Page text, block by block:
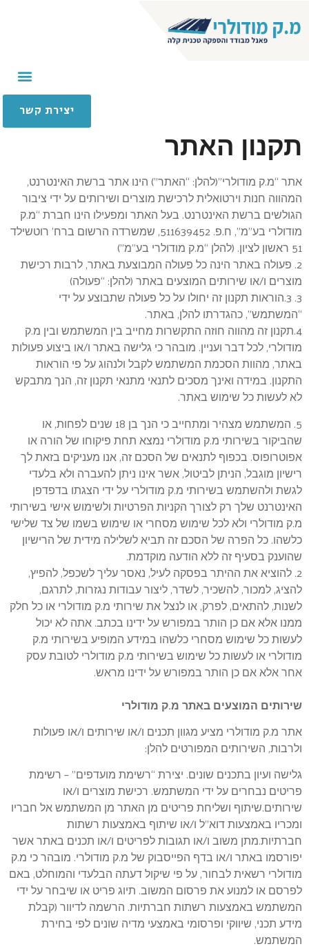
יצירת קשר
תקנון האתר
אתר “מ.ק מודולרי”(להלן: “האתר”) הינו אתר ברשת האינטרנט,
המהווה חנות וירטואלית לרכישת מוצרים ושירותים על ידי ציבור
הגולשים ברשת האינטרנט. בעל האתר ומפעילו הינו חברת “מ.ק
מודולרי בע”מ”, ח.פ. 511639452, שמשרדה הרשום ברח’ רוטשילד
51 ראשון לציון. (להלן “מ.ק מודולרי בע”מ”)
2. פעולה באתר הינה כל פעולה המבוצעת באתר, לרבות רכישת
מוצרים ו/או שירותים המוצעים באתר (להלן: “פעולה)
3. 3.הוראות תקנון זה יחולו על כל פעולה שתבוצע על ידי
“המשתמש”, כהגדרתו להלן, באתר.
4.תקנון זה מהווה חוזה התקשרות מחייב בין המשתמש ובין מ.ק
מודולרי, לכל דבר ועניין. מובהר כי גלישה באתר ו/או ביצוע פעולות
באתר, מהוות הסכמת המשתמש לקבל ולנהוג על פי הוראות
התקנון. במידה ואינך מסכים לתנאי מתנאי תקנון זה, הנך מתבקש
לא לעשות כל שימוש באתר.
5. המשתמש מצהיר ומתחייב כי הנך בן 18 שנים לפחות, או
שהביקור בשירותי מ.ק מודולרי נמצא תחת פיקוחו של הורה או
אפוטרופוס. בכפוף לתנאים של הסכם זה, אנו מעניקים בזאת לך
רישיון מוגבל, הניתן לביטול, אשר אינו ניתן להעברה ולא בלעדי
לגשת ולהשתמש בשירותי מ.ק מודולרי על ידי הצגתו בדפדפן
האינטרנט שלך רק לצורך הקניות הפרטיות ולשימוש אישי בשירותי
מ.ק מודולרי ולא לכל שימוש מסחרי או שימוש בשמו של צד שלישי
כלשהו. כל הפרה של הסכם זה תביא לשלילה מידית של הרישיון
שהוענק בסעיף זה ללא הודעה מוקדמת.
2. להוציא את ההיתר בפסקה לעיל, נאסר עליך לשכפל, להפיץ,
להציג, למכור, להשכיר, לשדר, ליצור עבודות נגזרות, לתרגם,
לשנות, להתאים, לפרק, או לנצל את שירותי מ.ק מודולרי או כל חלק
ממנו אלא אם כן הותר במפורש על ידינו בכתב. אתה לא יכול
לעשות כל שימוש מסחרי כלשהו במידע המופיע בשירותי מ.ק
מודולרי או לעשות כל שימוש בשירותי מ.ק מודולרי לטובת עסק
אחר אלא אם כן הותר במפורש על ידינו מראש.
שירותים המוצעים באתר מ.ק מודולרי
אתר מ.ק מודולרי מציע מגוון תכנים ו/או שירותים ו/או פעולות
ולרבות, השירותים המפורטים להלן:
גלישה ועיון בתכנים שונים. יצירת “רשימת מועדפים” – רשימת
פריטים נבחרים על ידי המשתמש. רכישת מוצרים ו/או
שירותים.שיתוף ושליחת פריטים מן האתר מן המשתמש אל חבריו
ומכריו באמצעות דוא”ל ו/או שיתוף באמצעות רשתות
חברתיות.מתן משוב ו/או תגובות לפריטים ו/או תכנים באתר אשר
יפורסמו באתר ו/או בדף הפייסבוק של מ.ק מודולרי. מובהר כי מ.ק
מודולרי רשאית לבחור, על פי שיקול דעתה הבלעדי והמוחלט, באם
לפרסם או למנוע את פרסום המשוב. תיוג פריט או שיבחר על ידי
המשתמש באמצעות רשתות חברתיות. הרשמה לדיוור (קבלת
מידע תכני, שיווקי ופרסומי באמצעי מדיה שונים לפי בחירת
המשתמש.